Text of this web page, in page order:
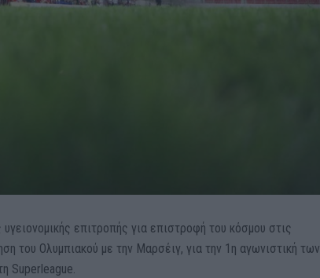
επιτροπής για επιστροφή του κόσμου στις
του Ολυμπιακού με την Μαρσέιγ, για την 1η αγωνιστική των
Superleague.